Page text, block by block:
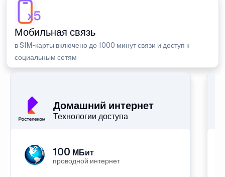
Мобильная связь
в SIM-карты включено до 1000 минут связи и доступ к
социальным сетям
Домашний интернет
Технологии доступа
100 МБит
проводной интернет